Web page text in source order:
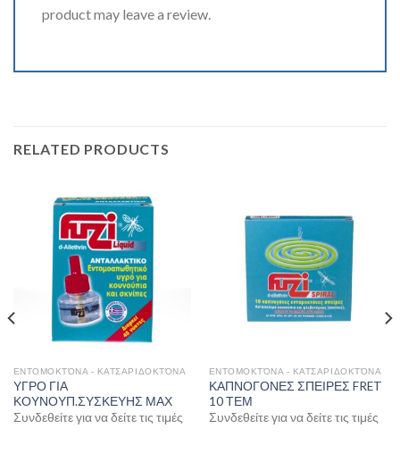
product may leave a review.
RELATED PRODUCTS
ΕΝΤΟΜΟΚΤΌΝΑ - ΚΑΤΣΑΡΙΔΟΚΤΌΝΑ
ΥΓΡΟ ΓΙΑ
ΚΟΥΝΟΥΠ.ΣΥΣΚΕΥΗΣ ΜΑΧ
Συνδεθείτε για να δείτε τις τιμές
ΕΝΤΟΜΟΚΤΌΝΑ - ΚΑΤΣΑΡΙΔΟΚΤΌΝΑ
ΚΑΠΝΟΓΟΝΕΣ ΣΠΕΙΡΕΣ FRET
10 ΤΕΜ
Συνδεθείτε για να δείτε τις τιμές